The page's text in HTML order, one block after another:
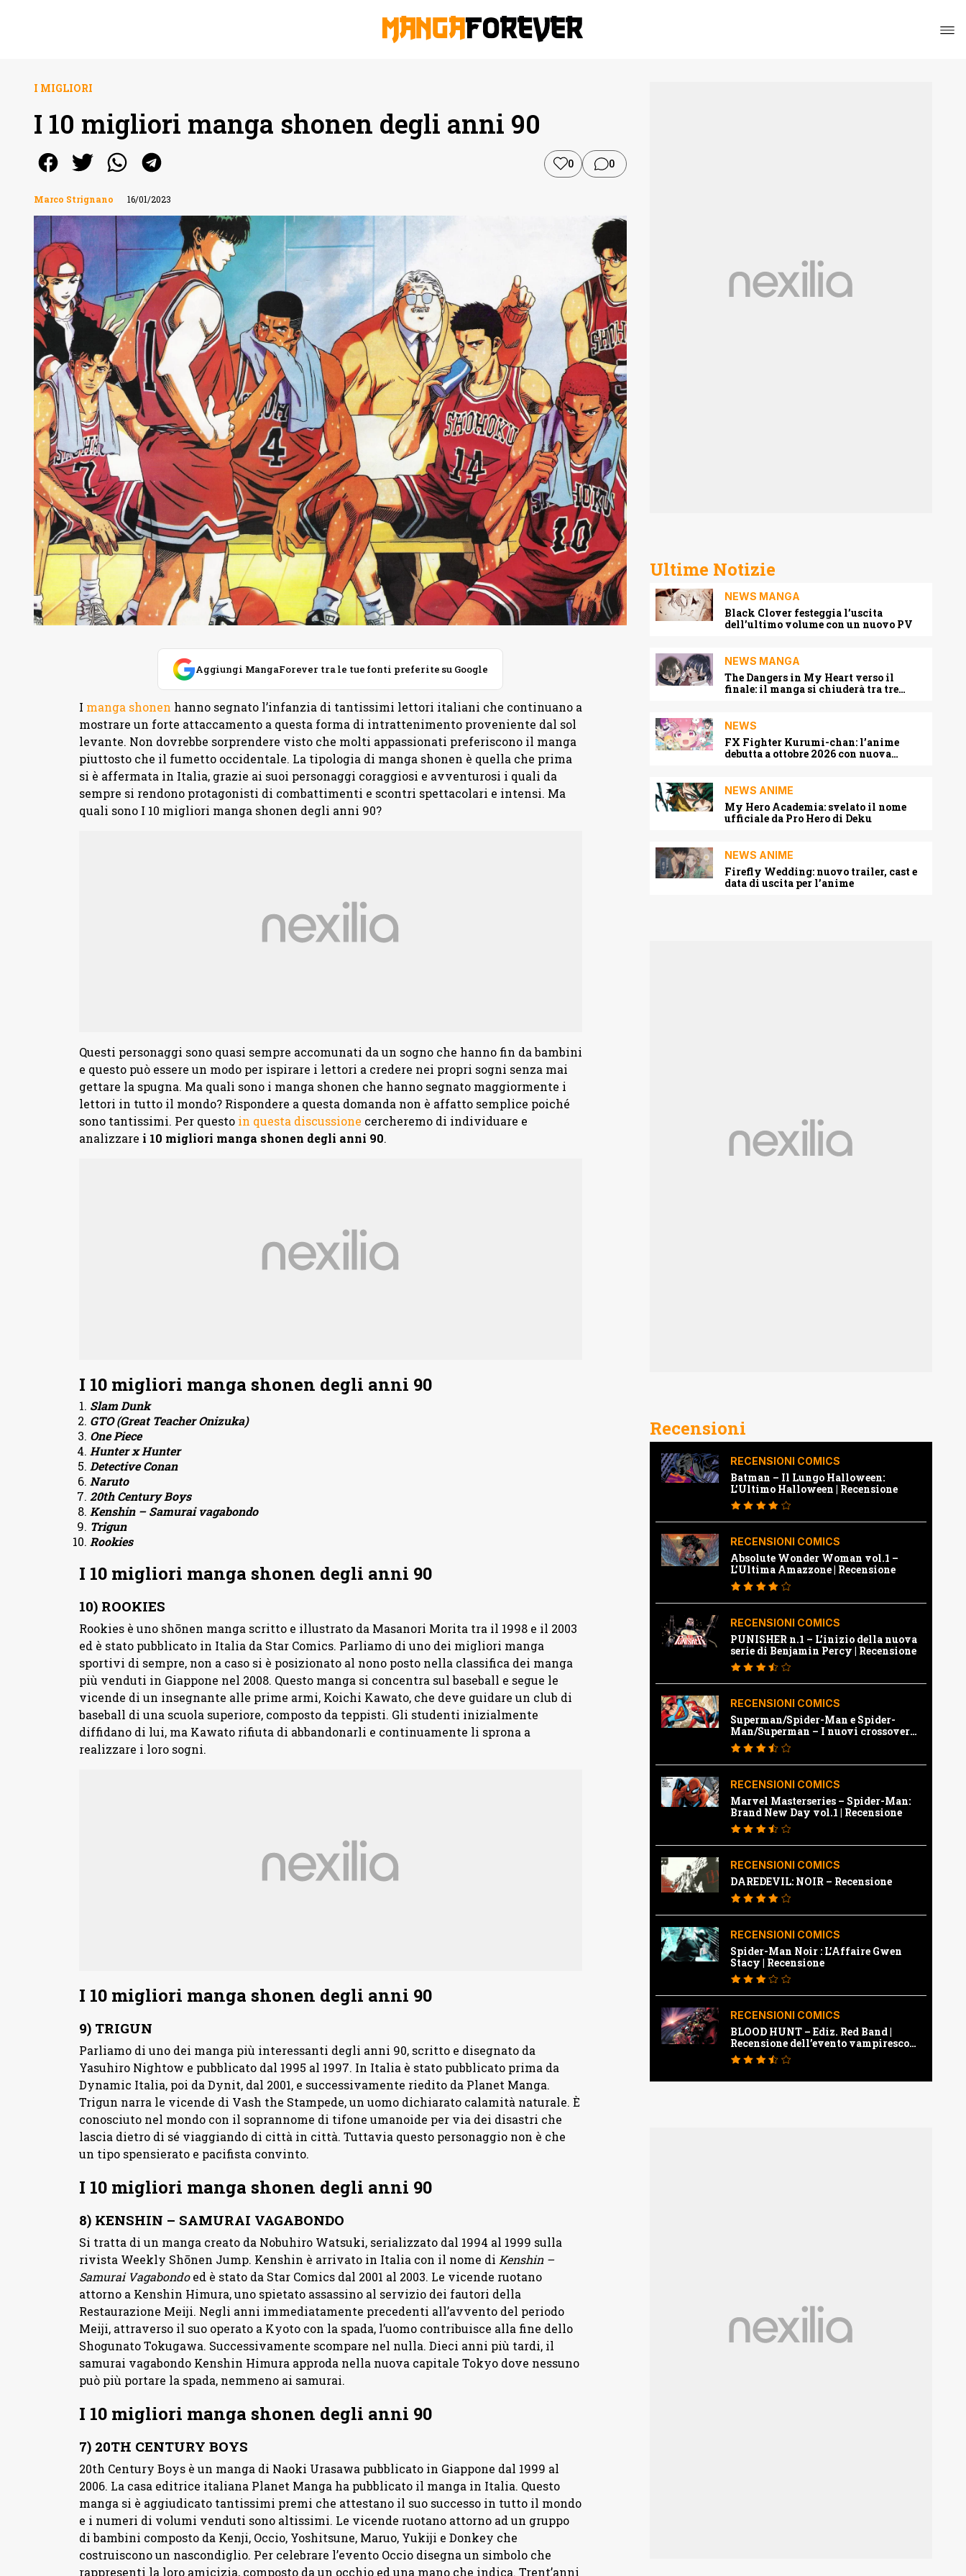
I MIGLIORI
I 10 migliori manga shonen degli anni 90
0 0
Marco Strignano 16/01/2023
Aggiungi MangaForever tra le tue fonti preferite su Google
I manga shonen hanno segnato l’infanzia di tantissimi lettori italiani che continuano a
mostrare un forte attaccamento a questa forma di intrattenimento proveniente dal sol
levante. Non dovrebbe sorprendere visto che molti appassionati preferiscono il manga
piuttosto che il fumetto occidentale. La tipologia di manga shonen è quella che prima
si è affermata in Italia, grazie ai suoi personaggi coraggiosi e avventurosi i quali da
sempre si rendono protagonisti di combattimenti e scontri spettacolari e intensi. Ma
quali sono I 10 migliori manga shonen degli anni 90?
Questi personaggi sono quasi sempre accomunati da un sogno che hanno fin da bambini
e questo può essere un modo per ispirare i lettori a credere nei propri sogni senza mai
gettare la spugna. Ma quali sono i manga shonen che hanno segnato maggiormente i
lettori in tutto il mondo? Rispondere a questa domanda non è affatto semplice poiché
sono tantissimi. Per questo in questa discussione cercheremo di individuare e
analizzare i 10 migliori manga shonen degli anni 90.
I 10 migliori manga shonen degli anni 90
SlamDunk
GTO (Great Teacher Onizuka)
One Piece
Hunter x Hunter
Detective Conan
Naruto
20th Century Boys
Kenshin – Samurai vagabondo
Trigun
Rookies
I 10 migliori manga shonen degli anni 90
10) ROOKIES
Rookies è uno shōnen manga scritto e illustrato da Masanori Morita tra il 1998 e il 2003
ed è stato pubblicato in Italia da Star Comics. Parliamo di uno dei migliori manga
sportivi di sempre, non a caso si è posizionato al nono posto nella classifica dei manga
più venduti in Giappone nel 2008. Questo manga si concentra sul baseball e segue le
vicende di un insegnante alle prime armi, Koichi Kawato, che deve guidare un club di
baseball di una scuola superiore, composto da teppisti. Gli studenti inizialmente
diffidano di lui, ma Kawato rifiuta di abbandonarli e continuamente li sprona a
realizzare i loro sogni.
I 10 migliori manga shonen degli anni 90
9) TRIGUN
Parliamo di uno dei manga più interessanti degli anni 90, scritto e disegnato da
Yasuhiro Nightow e pubblicato dal 1995 al 1997. In Italia è stato pubblicato prima da
Dynamic Italia, poi da Dynit, dal 2001, e successivamente riedito da Planet Manga.
Trigun narra le vicende di Vash the Stampede, un uomo dichiarato calamità naturale. È
conosciuto nel mondo con il soprannome di tifone umanoide per via dei disastri che
lascia dietro di sé viaggiando di città in città. Tuttavia questo personaggio non è che
un tipo spensierato e pacifista convinto.
I 10 migliori manga shonen degli anni 90
8) KENSHIN – SAMURAI VAGABONDO
Si tratta di un manga creato da Nobuhiro Watsuki, serializzato dal 1994 al 1999 sulla
rivista Weekly Shōnen Jump. Kenshin è arrivato in Italia con il nome di Kenshin –
Samurai Vagabondoed è stato da Star Comics dal 2001 al 2003. Le vicende ruotano
attorno a Kenshin Himura, uno spietato assassino al servizio dei fautori della
Restaurazione Meiji. Negli anni immediatamente precedenti all’avvento del periodo
Meiji, attraverso il suo operato a Kyoto con la spada, l’uomo contribuisce alla fine dello
Shogunato Tokugawa. Successivamente scompare nel nulla. Dieci anni più tardi, il
samurai vagabondo Kenshin Himura approda nella nuova capitale Tokyo dove nessuno
può più portare la spada, nemmeno ai samurai.
I 10 migliori manga shonen degli anni 90
7) 20TH CENTURY BOYS
20th Century Boys è un manga di Naoki Urasawa pubblicato in Giappone dal 1999 al
2006. La casa editrice italiana Planet Manga ha pubblicato il manga in Italia. Questo
manga si è aggiudicato tantissimi premi che attestano il suo successo in tutto il mondo
e i numeri di volumi venduti sono altissimi. Le vicende ruotano attorno ad un gruppo
di bambini composto da Kenji, Occio, Yoshitsune, Maruo, Yukiji e Donkey che
costruiscono un nascondiglio. Per celebrare l’evento Occio disegna un simbolo che
rappresenti la loro amicizia, composto da un occhio ed una mano che indica. Trent’anni
Ultime Notizie
NEWS MANGA
Black Clover festeggia l’uscita
dell’ultimo volume con un nuovo PV
NEWS MANGA
The Dangers in My Heart verso il
finale: il manga si chiuderà tra tre
NEWS
FX Fighter Kurumi-chan: l’anime
debutta a ottobre 2026 con nuova
NEWS ANIME
My Hero Academia: svelato il nome
ufficiale da Pro Hero di Deku
NEWS ANIME
Firefly Wedding: nuovo trailer, cast e
data di uscita per l’anime
Recensioni
RECENSIONI COMICS
Batman – Il Lungo Halloween:
L’Ultimo Halloween | Recensione
RECENSIONI COMICS
Absolute Wonder Woman vol.1 –
L’Ultima Amazzone | Recensione
RECENSIONI COMICS
PUNISHER n.1 – L’inizio della nuova
serie di Benjamin Percy | Recensione
RECENSIONI COMICS
Superman/Spider-Man e Spider-
Man/Superman – I nuovi crossover
Marvel e Dc | Recensione
RECENSIONI COMICS
Marvel Masterseries – Spider-Man:
Brand New Day vol.1 | Recensione
RECENSIONI COMICS
DAREDEVIL: NOIR – Recensione
RECENSIONI COMICS
Spider-Man Noir : L’Affaire Gwen
Stacy | Recensione
RECENSIONI COMICS
BLOOD HUNT – Ediz. Red Band |
Recensione dell’evento vampiresco
della Marvel